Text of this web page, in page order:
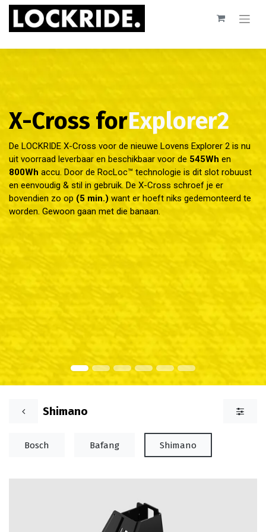
X-Cross forExplorer2
De LOCKRIDE X-Cross voor de nieuwe Lovens Explorer 2 is nu
uit voorraad leverbaar en beschikbaar voor de 545Wh en
800Wh accu. Door de RocLoc™ technologie is dit slot robuust
en eenvoudig & stil in gebruik. De X-Cross schroef je er
bovendien zo op (5 min.) want er hoeft niks gedemonteerd te
worden. Gewoon gaan met die banaan.
Shimano
Bosch Bafang Shimano